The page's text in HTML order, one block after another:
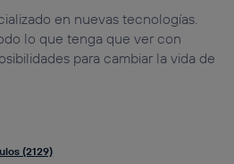
en nuevas tecnologías.
lo que tenga que ver con
para cambiar la vida de
(2129)